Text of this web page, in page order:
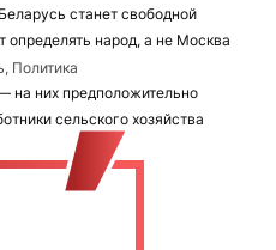
станет свободной
определять народ, а не Москва
Политика
на них предположительно
сельского хозяйства